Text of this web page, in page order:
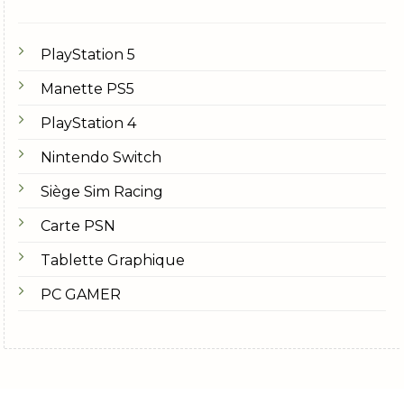
PlayStation 5
Manette PS5
PlayStation 4
Nintendo Switch
Siège Sim Racing
Carte PSN
Tablette Graphique
PC GAMER